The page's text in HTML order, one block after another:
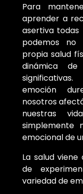
Para
aprender a
asertiva todas
podemos no
propia salud
dinámica
emoción
nosotros
nuestras
simplemente
emocional de
La salud
de
variedad de